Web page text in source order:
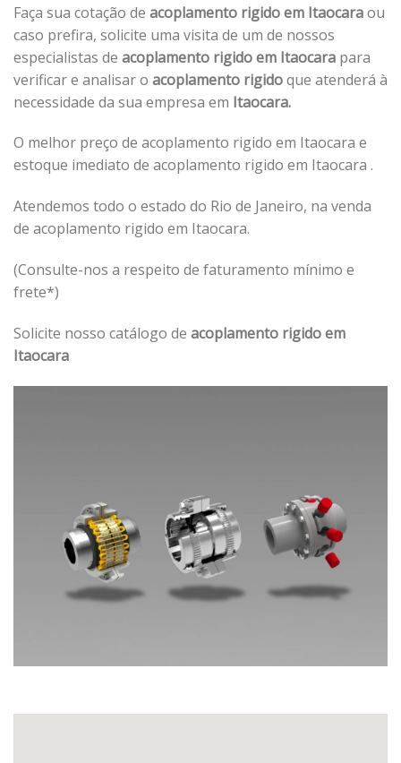
Faça sua cotação de acoplamento rigido em Itaocaraou
caso prefira, solicite uma visita de um de nossos
especialistas de acoplamento rigido em Itaocara para
verificar e analisar o acoplamento rigidoque atenderá à
necessidade da sua empresa em Itaocara.
O melhor preço de acoplamento rigido em Itaocara e
estoque imediato de acoplamento rigido em Itaocara .
Atendemos todo o estado do Rio de Janeiro, na venda
de acoplamento rigido em Itaocara.
(Consulte-nos a respeito de faturamento mínimo e
frete*)
Solicite nosso catálogo de acoplamento rigido em
Itaocara